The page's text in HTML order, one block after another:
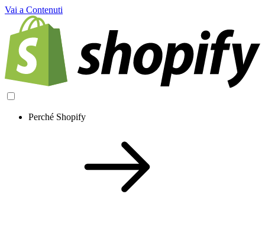
Vai a Contenuti
Perché Shopify